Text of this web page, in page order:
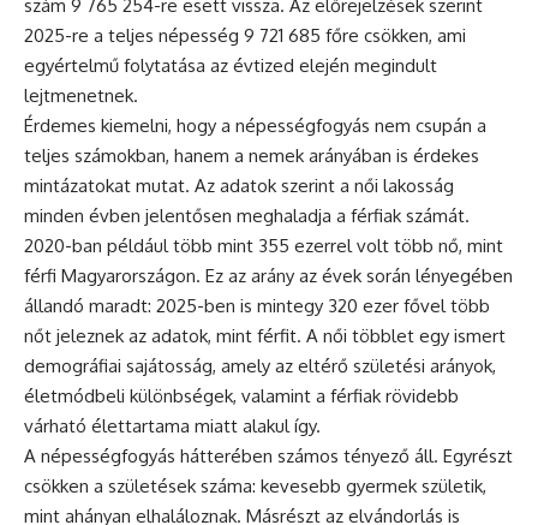
szám 9 765 254-re esett vissza. Az előrejelzések szerint
2025-re a teljes népesség 9 721 685 főre csökken, ami
egyértelmű folytatása az évtized elején megindult
lejtmenetnek.
Érdemes kiemelni, hogy a népességfogyás nem csupán a
teljes számokban, hanem a nemek arányában is érdekes
mintázatokat mutat. Az adatok szerint a női lakosság
minden évben jelentősen meghaladja a férfiak számát.
2020-ban például több mint 355 ezerrel volt több nő, mint
férfi Magyarországon. Ez az arány az évek során lényegében
állandó maradt: 2025-ben is mintegy 320 ezer fővel több
nőt jeleznek az adatok, mint férfit. A női többlet egy ismert
demográfiai sajátosság, amely az eltérő születési arányok,
életmódbeli különbségek, valamint a férfiak rövidebb
várható élettartama miatt alakul így.
A népességfogyás hátterében számos tényező áll. Egyrészt
csökken a születések száma: kevesebb gyermek születik,
mint ahányan elhaláloznak. Másrészt az elvándorlás is